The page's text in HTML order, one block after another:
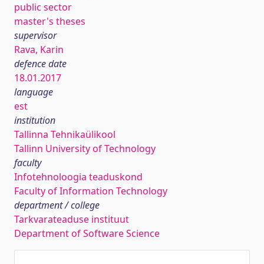
public sector
master's theses
supervisor
Rava, Karin
defence date
18.01.2017
language
est
institution
Tallinna Tehnikaülikool
Tallinn University of Technology
faculty
Infotehnoloogia teaduskond
Faculty of Information Technology
department / college
Tarkvarateaduse instituut
Department of Software Science